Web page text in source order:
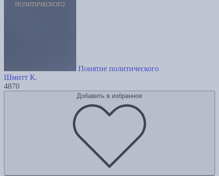
Понятие политического
Шмитт К.
4870
Добавить в избранное